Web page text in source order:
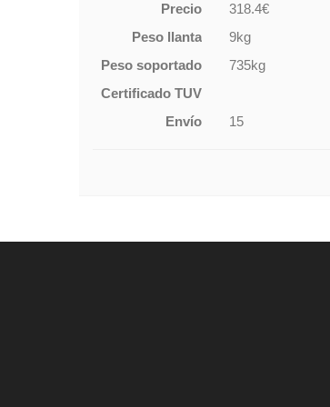
Precio
318.4€
Peso llanta
9kg
Peso soportado
735kg
Certificado TUV
Envío
15